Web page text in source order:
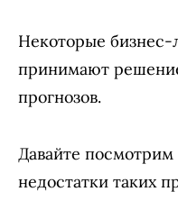
Некоторые
принимают
прогнозов.
Давайте
недостатки таких